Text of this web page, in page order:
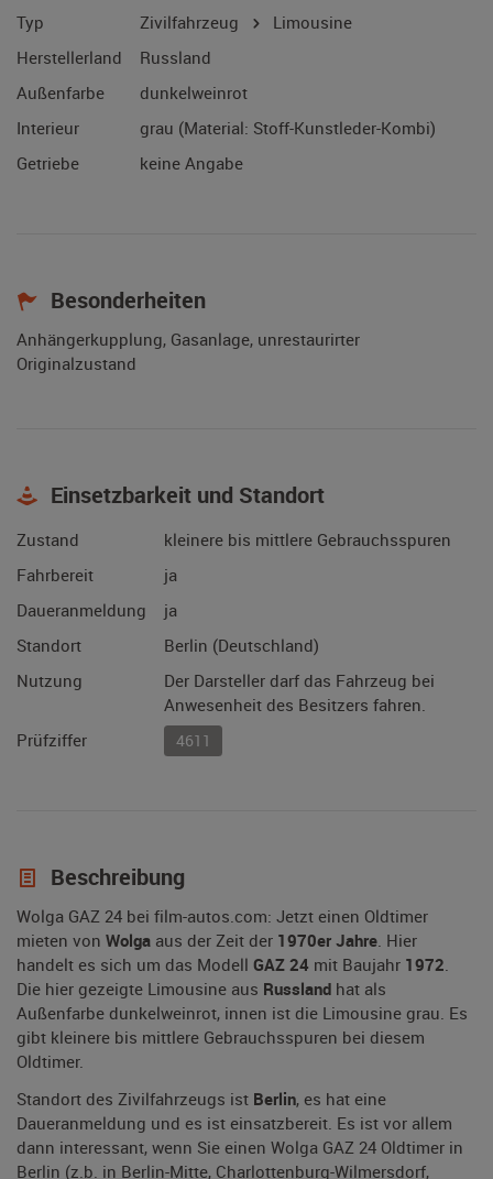
Typ
Zivilfahrzeug
Limousine
Herstellerland
Russland
Außenfarbe
dunkelweinrot
Interieur
grau (Material: Stoff-Kunstleder-Kombi)
Getriebe
keine Angabe
Besonderheiten
Anhängerkupplung, Gasanlage, unrestaurirter
Originalzustand
Einsetzbarkeit und Standort
Zustand
kleinere bis mittlere Gebrauchsspuren
Fahrbereit
ja
Daueranmeldung
ja
Standort
Berlin (Deutschland)
Nutzung
Der Darsteller darf das Fahrzeug bei
Anwesenheit des Besitzers fahren.
Prüfziffer
4611
Beschreibung
Wolga GAZ 24 bei film-autos.com: Jetzt einen Oldtimer
mieten von Wolga aus der Zeit der 1970er Jahre. Hier
handelt es sich um das Modell GAZ 24 mit Baujahr 1972.
Die hier gezeigte Limousine aus Russland hat als
Außenfarbe dunkelweinrot, innen ist die Limousine grau. Es
gibt kleinere bis mittlere Gebrauchsspuren bei diesem
Oldtimer.
Standort des Zivilfahrzeugs ist Berlin, es hat eine
Daueranmeldung und es ist einsatzbereit. Es ist vor allem
dann interessant, wenn Sie einen Wolga GAZ 24 Oldtimer in
Berlin (z.b. in Berlin-Mitte, Charlottenburg-Wilmersdorf,